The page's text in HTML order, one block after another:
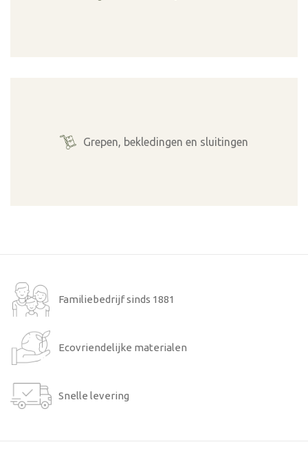
Grepen, bekledingen en sluitingen
Familiebedrijf sinds 1881
Ecovriendelijke materialen
Snelle levering